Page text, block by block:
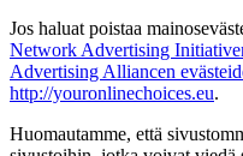
Jos haluat poistaa
Network Advertising
Advertising Alliancen
http://youronlinechoices.eu.
Huomautamme, että